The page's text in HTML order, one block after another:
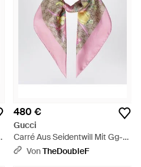
480 €
Gucci
Carré Aus Seidentwill Mit Gg-
Print - Pink
VonTheDoubleF